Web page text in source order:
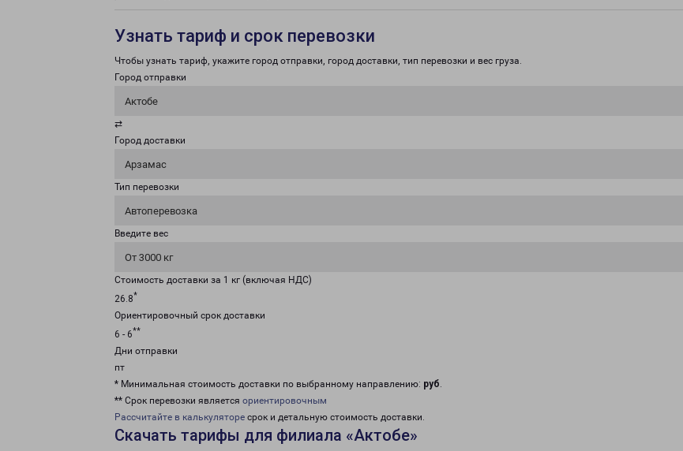
Узнать тариф и срок перевозки
Чтобы узнать тариф, укажите город отправки, город доставки, тип перевозки и вес груза.
Город отправки
Актобе
⇄
Город доставки
Арзамас
Тип перевозки
Автоперевозка
Введите вес
От 3000 кг
Стоимость доставки за 1 кг (включая НДС)
26.8*
Ориентировочный срок доставки
6 - 6**
Дни отправки
пт
* Минимальная стоимость доставки по выбранному направлению: руб.
** Срок перевозки является ориентировочным
Рассчитайте в калькуляторе срок и детальную стоимость доставки.
Скачать тарифы для филиала «Актобе»